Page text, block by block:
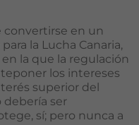
convertirse en un
la Lucha Canaria,
la que la regulación
los intereses
superior del
debería ser
sí; pero nunca a